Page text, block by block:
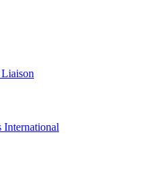
International